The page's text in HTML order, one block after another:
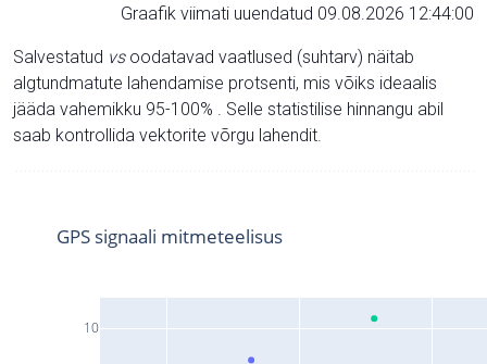
Graafik viimati uuendatud 09.08.2026 12:44:00
Salvestatud vsoodatavad vaatlused (suhtarv) näitab
algtundmatute lahendamise protsenti, mis võiks ideaalis
jääda vahemikku 95-100% . Selle statistilise hinnangu abil
saab kontrollida vektorite võrgu lahendit.
10
GPS signaali mitmeteelisus